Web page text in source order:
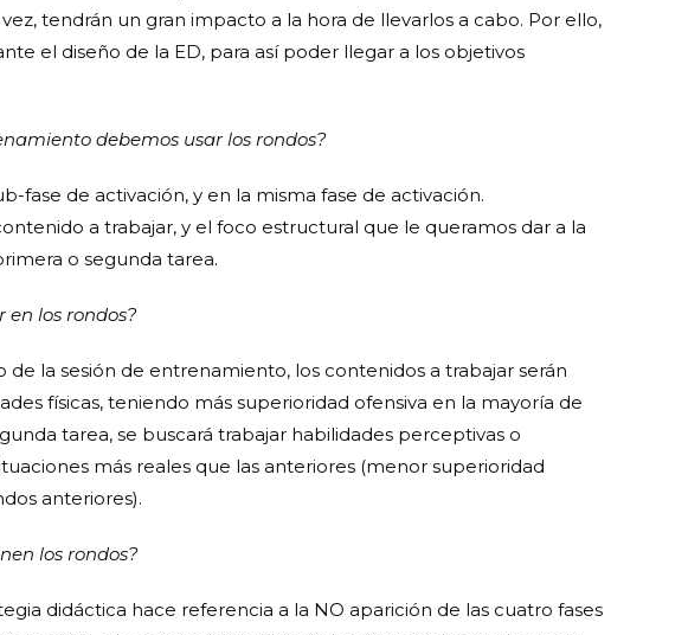
tendrán un gran impacto a la hora de llevarlos a cabo. Por ello,
el diseño de la ED, para así poder llegar a los objetivos
debemos usar los rondos?
fase de activación, y en la misma fase de activación.
a trabajar, y el foco estructural que le queramos dar a la
o segunda tarea.
en los rondos?
la sesión de entrenamiento, los contenidos a trabajar serán
físicas, teniendo más superioridad ofensiva en la mayoría de
tarea, se buscará trabajar habilidades perceptivas o
más reales que las anteriores (menor superioridad
anteriores).
los rondos?
didáctica hace referencia a la NO aparición de las cuatro fases